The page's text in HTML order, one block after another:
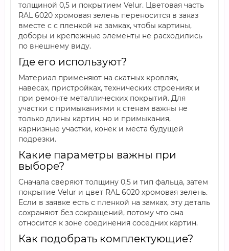
толщиной 0,5 и покрытием Velur. Цветовая часть
RAL 6020 хромовая зелень переносится в заказ
вместе с с пленкой на замках, чтобы картины,
доборы и крепежные элементы не расходились
по внешнему виду.
Где его используют?
Материал применяют на скатных кровлях,
навесах, пристройках, технических строениях и
при ремонте металлических покрытий. Для
участки с примыканиями к стенам важны не
только длины картин, но и примыкания,
карнизные участки, конек и места будущей
подрезки.
Какие параметры важны при
выборе?
Сначала сверяют толщину 0,5 и тип фальца, затем
покрытие Velur и цвет RAL 6020 хромовая зелень.
Если в заявке есть с пленкой на замках, эту деталь
сохраняют без сокращений, потому что она
относится к зоне соединения соседних картин.
Как подобрать комплектующие?